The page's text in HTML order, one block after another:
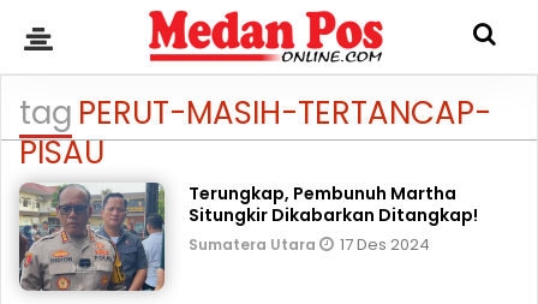
tag PERUT-MASIH-TERTANCAP-
PISAU
Terungkap, Pembunuh Martha
Situngkir Dikabarkan Ditangkap!
Sumatera Utara 17 Des 2024